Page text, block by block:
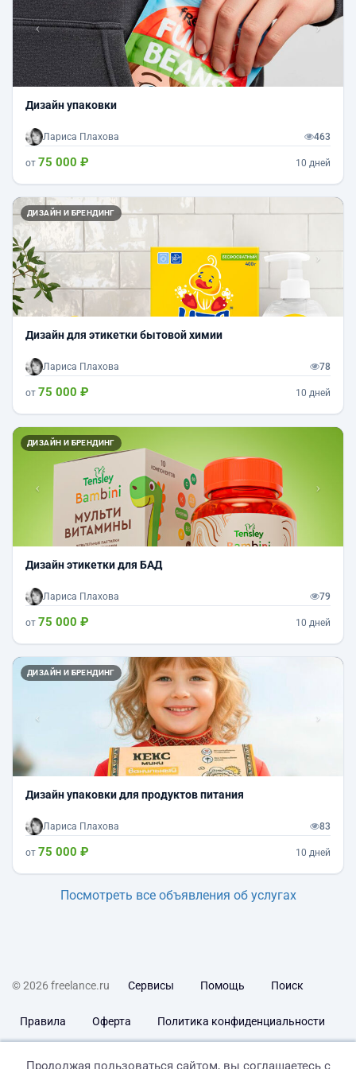
Дизайн упаковки
Лариса Плахова 463
от 75 000 ₽ 10 дней
ДИЗАЙН И БРЕНДИНГ
Назад
Дизайн для этикетки бытовой химии
Лариса Плахова 78
от 75 000 ₽ 10 дней
ДИЗАЙН И БРЕНДИНГ
Назад
Дизайн этикетки для БАД
Лариса Плахова 79
от 75 000 ₽ 10 дней
ДИЗАЙН И БРЕНДИНГ
Назад
Дизайн упаковки для продуктов питания
Лариса Плахова 83
от 75 000 ₽ 10 дней
Посмотреть все объявления об услугах
© 2026 freelance.ru Сервисы Помощь Поиск
Правила Оферта Политика конфиденциальности
Продолжая пользоваться сайтом, вы соглашаетесь с